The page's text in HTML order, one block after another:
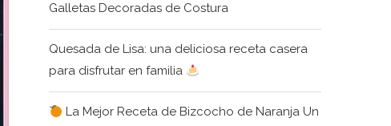
Galletas Decoradas de Costura
Quesada de Lisa: una deliciosa receta casera
para disfrutar en familia
La Mejor Receta de Bizcocho de Naranja Un